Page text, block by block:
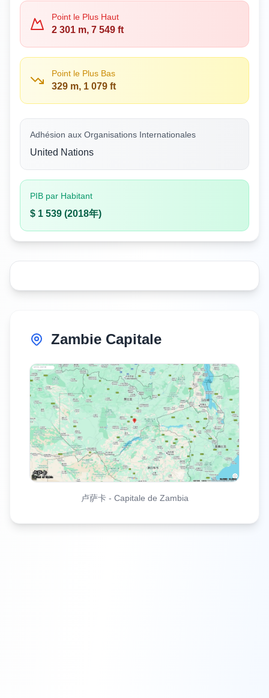
Point le Plus Haut
2 301 m, 7 549 ft
Point le Plus Bas
329 m, 1 079 ft
Adhésion aux Organisations Internationales
United Nations
PIB par Habitant
$ 1 539 (2018年)
Zambie Capitale
卢萨卡- Capitale de Zambia